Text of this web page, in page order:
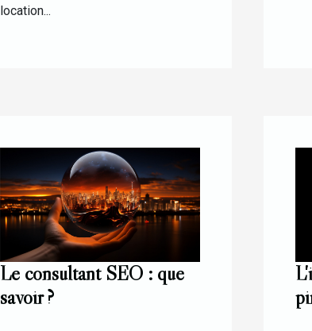
location...
Le consultant SEO : que
savoir ?